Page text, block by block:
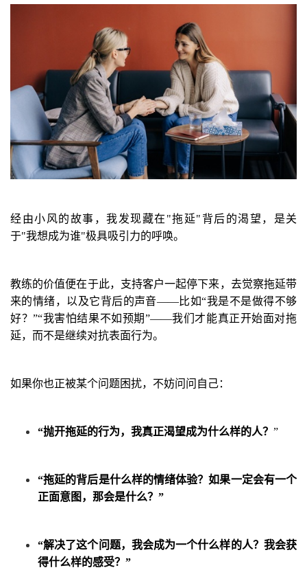
经由小风的故事，我发现藏在 "拖延" 背后的渴望，是关
于"我想成为谁"极具吸引力的呼唤。
教练的价值便在于此，支持客户一起停下来，去觉察拖延带
来的情绪，以及它背后的声音——比如“我是不是做得不够
好？”“我害怕结果不如预期”——我们才能真正开始面对拖
延，而不是继续对抗表面行为。
如果你也正被某个问题困扰，不妨问问自己：
“抛开拖延的行为，我真正渴望成为什么样的人？ ”
“拖延的背后是什么样的情绪体验？如果一定会有一个
正面意图，那会是什么？ ”
“解决了这个问题，我会成为一个什么样的人？我会获
得什么样的感受？ ”